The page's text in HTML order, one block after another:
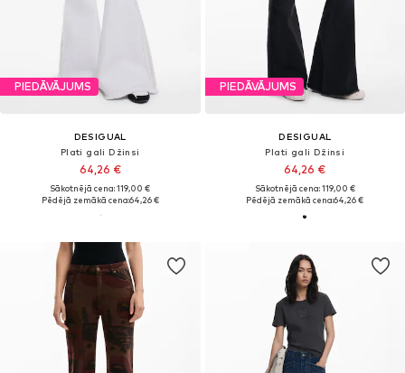
PIEDĀVĀJUMS
DESIGUAL
Plati gali Džinsi
64,26 €
Sākotnējā cena: 119,00 €
Pēdējā zemākā cena:64,26 €
PIEDĀVĀJUMS
DESIGUAL
Plati gali Džinsi
64,26 €
Sākotnējā cena: 119,00 €
Pēdējā zemākā cena:64,26 €